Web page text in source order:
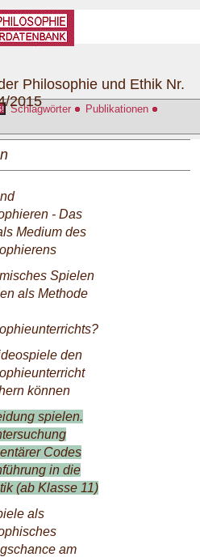
Schlagwörter
Publikationen
Philosophie und Ethik Nr.
2015
- Das
Medium des
Spielen
als Methode
den
können
spielen.
Codes
in die
(ab Klasse 11)
als
am